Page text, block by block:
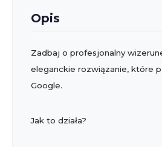
Opis
Zadbaj o profesjonalny
eleganckie rozwiązanie, które
Google.
Jak to działa?